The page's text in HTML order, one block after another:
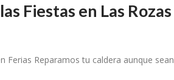
Fiestas en Las Rozas
Ferias Reparamos tu caldera aunque sean